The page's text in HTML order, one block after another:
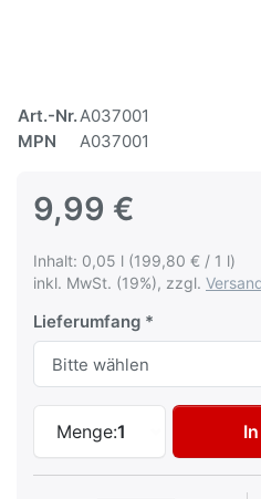
Art.-Nr.A037001
MPN
A037001
9,99 €
Inhalt: 0,05 l (199,80 € / 1 l)
inkl. MwSt. (19%), zzgl.
Lieferumfang
Menge:1
Autolack